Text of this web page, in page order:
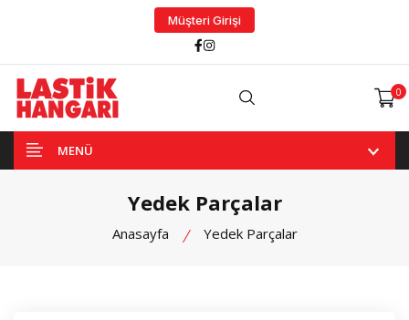
Müşteri Girişi
Facebook
Instagram
0
MENÜ
Yedek Parçalar
Anasayfa Yedek Parçalar